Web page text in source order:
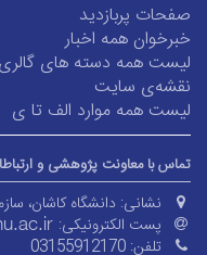
صفحات پربازدید
خبرخوان همه اخبار
لیست همه دسته های
نقشه‌ی سایت
لیست همه موارد الف تا ی
تماس با معاونت پژوهشی و
نشانی: دانشگاه کاشان،
پست الکترونیکی:
تلفن: 03155912170